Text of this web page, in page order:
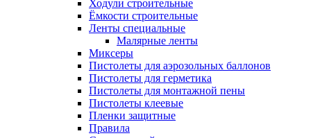
Ходули строительные
Ёмкости строительные
Ленты специальные
Малярные ленты
Миксеры
Пистолеты для аэрозольных баллонов
Пистолеты для герметика
Пистолеты для монтажной пены
Пистолеты клеевые
Пленки защитные
Правила